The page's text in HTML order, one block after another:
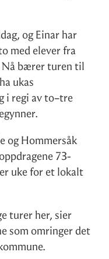
og Einar har
med elever fra
Nå bærer turen til
ukas
i regi av to–tre
og Hommersåk
73-
uke for et lokalt
turer her, sier
som omringer det